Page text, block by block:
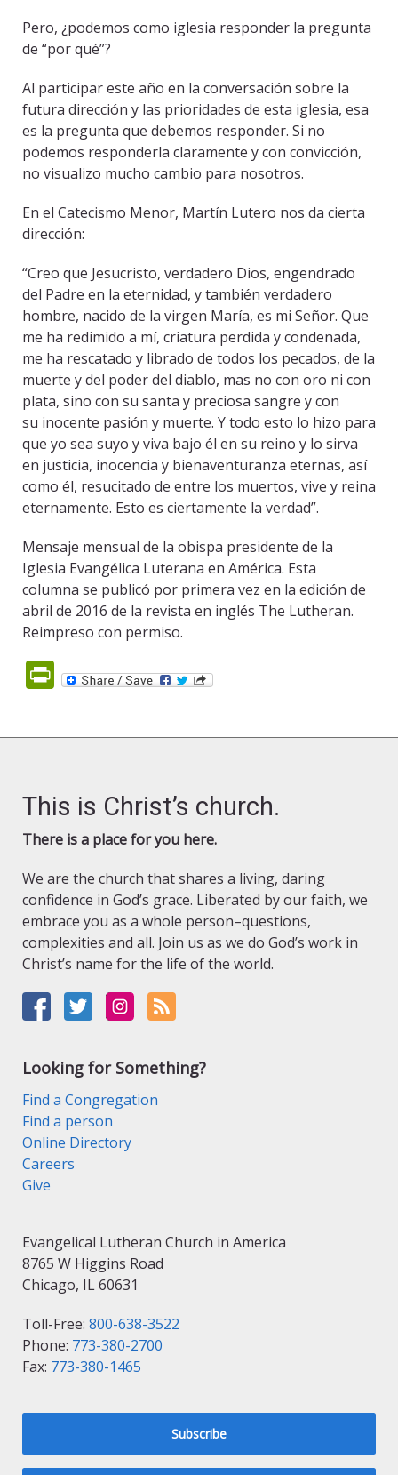
Pero, ¿podemos como iglesia responder la pregunta
de “por qué”?
Al participar este año en la conversación sobre la
futura dirección y las prioridades de esta iglesia, esa
es la pregunta que debemos responder. Si no
podemos responderla claramente y con convicción,
no visualizo mucho cambio para nosotros.
En el Catecismo Menor, Martín Lutero nos da cierta
dirección:
“Creo que Jesucristo, verdadero Dios, engendrado
del Padre en la eternidad, y también verdadero
hombre, nacido de la virgen María, es mi Señor. Que
me ha redimido a mí, criatura perdida y condenada,
me ha rescatado y librado de todos los pecados, de la
muerte y del poder del diablo, mas no con oro ni con
plata, sino con su santa y preciosa sangre y con
su inocente pasión y muerte. Y todo esto lo hizo para
que yo sea suyo y viva bajo él en su reino y lo sirva
en justicia, inocencia y bienaventuranza eternas, así
como él, resucitado de entre los muertos, vive y reina
eternamente. Esto es ciertamente la verdad”.
Mensaje mensual de la obispa presidente de la
Iglesia Evangélica Luterana en América. Esta
columna se publicó por primera vez en la edición de
abril de 2016 de la revista en inglés The Lutheran.
Reimpreso con permiso.
PrintFriendly
This is Christ’s church.
There is a place for you here.
We are the church that shares a living, daring
confidence in God’s grace. Liberated by our faith, we
embrace you as a whole person–questions,
complexities and all. Join us as we do God’s work in
Christ’s name for the life of the world.
Looking for Something?
Find a Congregation
Find a person
Online Directory
Careers
Give
Evangelical Lutheran Church in America
8765 W Higgins Road
Chicago, IL 60631
Toll-Free: 800-638-3522
Phone: 773-380-2700
Fax: 773-380-1465
Subscribe